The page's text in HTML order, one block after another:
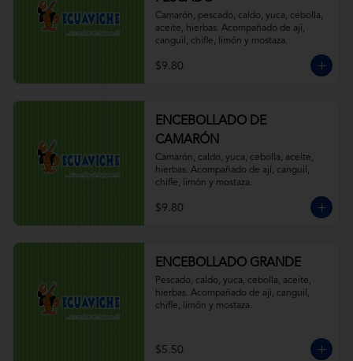
Camarón, pescado, caldo, yuca, cebolla,
aceite, hierbas. Acompañado de ají,
canguil, chifle, limón y mostaza.
$9.80
ENCEBOLLADO DE
CAMARÓN
Camarón, caldo, yuca, cebolla, aceite,
hierbas. Acompañado de ají, canguil,
chifle, limón y mostaza.
$9.80
ENCEBOLLADO GRANDE
Pescado, caldo, yuca, cebolla, aceite,
hierbas. Acompañado de ají, canguil,
chifle, limón y mostaza.
$5.50